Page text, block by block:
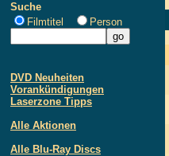
Suche
Filmtitel
Person
DVD Neuheiten
Vorankündigungen
Laserzone Tipps
Alle Aktionen
Alle Blu-Ray Discs